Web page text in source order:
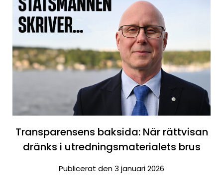
Transparensens baksida: När rättvisan
dränks i utredningsmaterialets brus
Publicerat den 3 januari 2026